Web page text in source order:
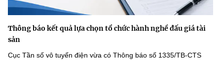
Thông báo kết quả lựa chọn tổ chức hành nghề đấu giá tài
sản
Cục Tần số vô tuyến điện vừa có Thông báo số 1335/TB-CTS